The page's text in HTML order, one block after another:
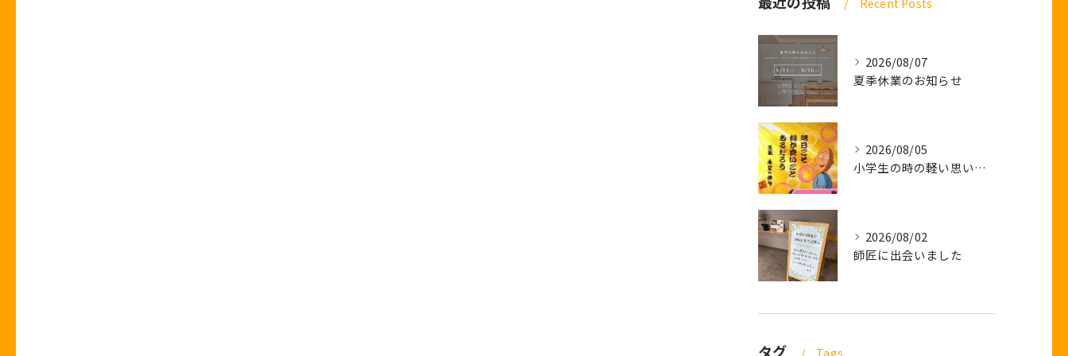
Recent Posts
2026/08/07
夏季休業のお知らせ
2026/08/05
小学生の時の軽い思い出話し
2026/08/02
師匠に出会いました
タグ Tags